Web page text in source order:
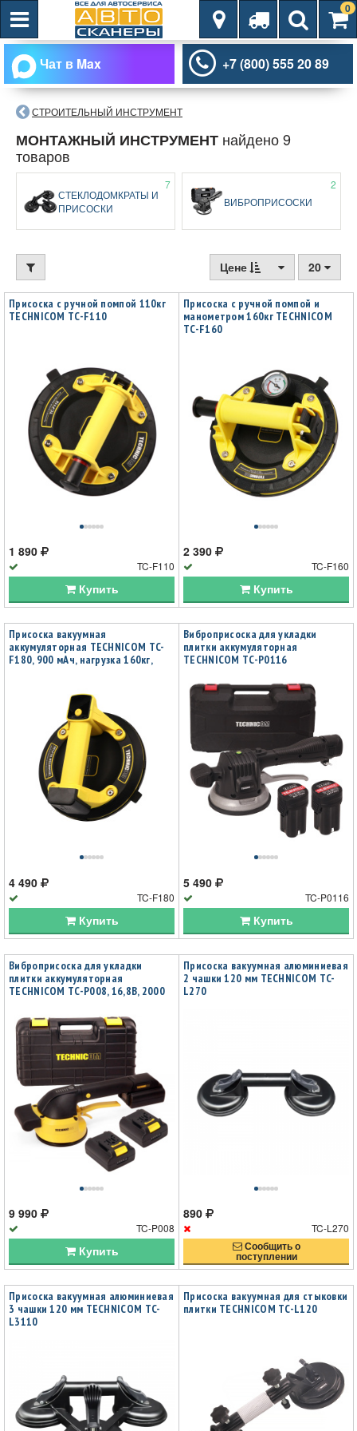
0
Чат в Max +7 (800) 555 20 89
СТРОИТЕЛЬНЫЙ ИНСТРУМЕНТ
МОНТАЖНЫЙ ИНСТРУМЕНТ найдено 9
товаров
СТЕКЛОДОМКРАТЫ И
ПРИСОСКИ
7
ВИБРОПРИСОСКИ
2
Цене 20
Присоска с ручной помпой 110кг
TECHNICOM TC-F110
1 890
TC-F110
Купить
Присоска с ручной помпой и
манометром 160кг TECHNICOM
TC-F160
2 390
TC-F160
Купить
Присоска вакуумная
аккумуляторная TECHNICOM TC-
F180, 900 мАч, нагрузка 160кг,
4 490
TC-F180
Купить
Виброприсоска для укладки
плитки аккумуляторная
TECHNICOM TC-P0116
5 490
TC-P0116
Купить
Виброприсоска для укладки
плитки аккумуляторная
TECHNICOM TC-P008, 16,8В, 2000
3000-6000 об/мин, нагрузка 100 кг
9 990
TC-P008
Купить
Присоска вакуумная алюминиевая
2 чашки 120 мм TECHNICOM TC-
L270
890
TC-L270
Сообщить о
поступлении
Присоска вакуумная алюминиевая
3 чашки 120 мм TECHNICOM TC-
L3110
Присоска вакуумная для стыковки
плитки TECHNICOM TC-L120